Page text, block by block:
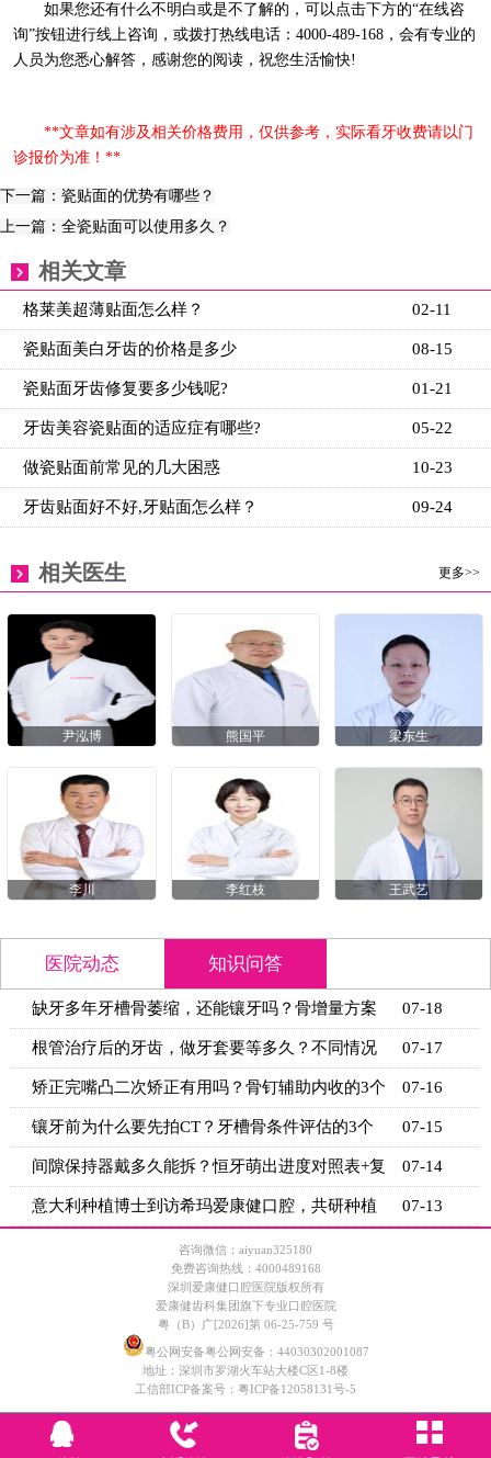
如果您还有什么不明白或是不了解的，可以点击下方的“在线咨
询”按钮进行线上咨询，或拨打热线电话：4000-489-168，会有专业的
人员为您悉心解答，感谢您的阅读，祝您生活愉快!
**文章如有涉及相关价格费用，仅供参考，实际看牙收费请以门
诊报价为准！**
下一篇：瓷贴面的优势有哪些？
上一篇：全瓷贴面可以使用多久？
相关文章
02-11
格莱美超薄贴面怎么样？
08-15
瓷贴面美白牙齿的价格是多少
01-21
瓷贴面牙齿修复要多少钱呢?
05-22
牙齿美容瓷贴面的适应症有哪些?
10-23
做瓷贴面前常见的几大困惑
09-24
牙齿贴面好不好,牙贴面怎么样？
更多>>
相关医生
尹泓博 熊国平 梁东生
李川 李红枝 王武艺
医院动态 知识问答
缺牙多年牙槽骨萎缩，还能镶牙吗？骨增量方案
+适用条
07-18
根管治疗后的牙齿，做牙套要等多久？不同情况
的等待时
07-17
矫正完嘴凸二次矫正有用吗？骨钉辅助内收的3个
关键条
07-16
镶牙前为什么要先拍CT？牙槽骨条件评估的3个
关键指标
07-15
间隙保持器戴多久能拆？恒牙萌出进度对照表+复
诊时间
07-14
意大利种植博士到访希玛爱康健口腔，共研种植 07-13
咨询微信：aiyuan325180
免费咨询热线：4000489168
深圳爱康健口腔医院版权所有
爱康健齿科集团旗下专业口腔医院
粤（B）广[2026]第 06-25-759 号
粤公网安备粤公网安备：44030302001087
地址：深圳市罗湖火车站大楼C区1-8楼
工信部ICP备案号： 粤ICP备12058131号-5